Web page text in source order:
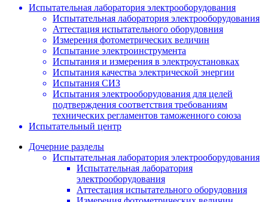
Испытательная лаборатория электрооборудования
Испытательная лаборатория электрооборудования
Аттестация испытательного оборудовния
Измерения фотометрических величин
Испытание электроинструмента
Испытания и измерения в электроустановках
Испытания качества электрической энергии
Испытания СИЗ
Испытания электрооборудования для целей
подтверждения соответствия требованиям
технических регламентов таможенного союза
Испытательный центр
Дочерние разделы
Испытательная лаборатория электрооборудования
Испытательная лаборатория
электрооборудования
Аттестация испытательного оборудовния